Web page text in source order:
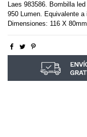
Laes 983586. Bombilla
950 Lumen. Equivalente
Dimensiones: 116 X